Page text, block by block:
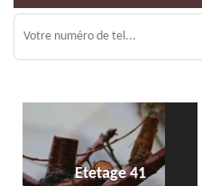
Etetage 41